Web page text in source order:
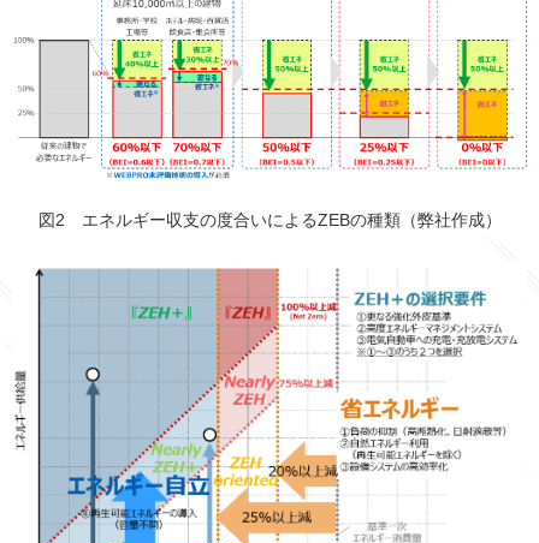
図2 エネルギー収支の度合いによるZEBの種類（弊社作成）